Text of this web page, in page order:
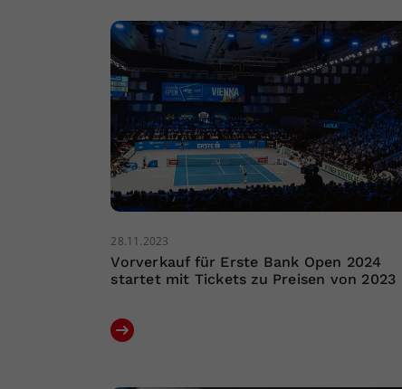
28.11.2023
Vorverkauf für Erste Bank Open 2024
startet mit Tickets zu Preisen von 2023